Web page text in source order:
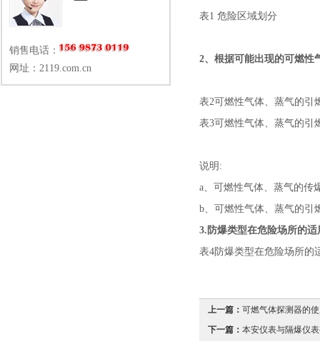
销售电话：
网址：2119.com.cn
表1 危险区域划分
2、根据可能出现的可燃性
表2可燃性气体、蒸气的引
表3可燃性气体、蒸气的引
说明:
a、可燃性气体、蒸气的传
b、可燃性气体、蒸气的引
3.防爆类型在危险场所的适
表4防爆类型在危险场所的
上一篇： 可燃气体探测器的
下一篇： 本安仪表与隔爆仪